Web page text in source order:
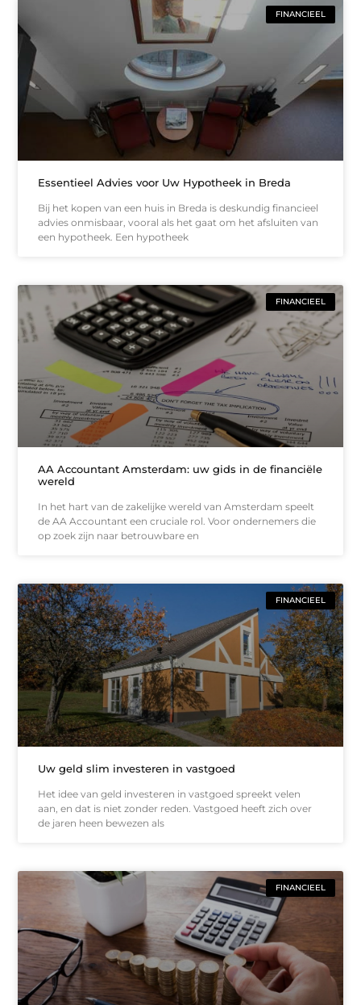
FINANCIEEL
Essentieel Advies voor Uw Hypotheek in Breda
Bij het kopen van een huis in Breda is deskundig financieel
advies onmisbaar, vooral als het gaat om het afsluiten van
een hypotheek. Een hypotheek
FINANCIEEL
AA Accountant Amsterdam: uw gids in de financiële
wereld
In het hart van de zakelijke wereld van Amsterdam speelt
de AA Accountant een cruciale rol. Voor ondernemers die
op zoek zijn naar betrouwbare en
FINANCIEEL
Uw geld slim investeren in vastgoed
Het idee van geld investeren in vastgoed spreekt velen
aan, en dat is niet zonder reden. Vastgoed heeft zich over
de jaren heen bewezen als
FINANCIEEL